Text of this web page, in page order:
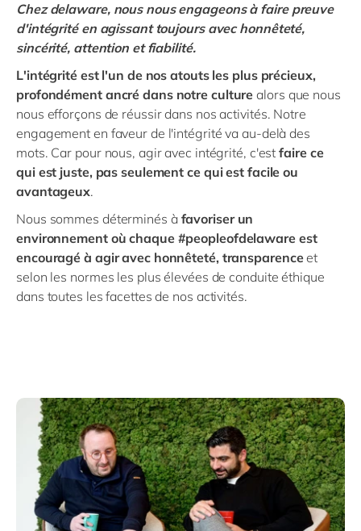
Chez delaware, nous nous engageons à faire preuve
d'intégrité en agissant toujours avec honnêteté,
sincérité, attention et fiabilité.
L'intégrité est l'un de nos atouts les plus précieux,
profondément ancré dans notre culture alors que nous
nous efforçons de réussir dans nos activités. Notre
engagement en faveur de l'intégrité va au-delà des
mots. Car pour nous, agir avec intégrité, c'estfaire ce
qui est juste, pas seulement ce qui est facile ou
avantageux.
Nous sommes déterminés à favoriser un
environnement où chaque #peopleofdelaware est
encouragé à agir avec honnêteté, transparenceet
selon les normes les plus élevées de conduite éthique
dans toutes les facettes de nos activités.